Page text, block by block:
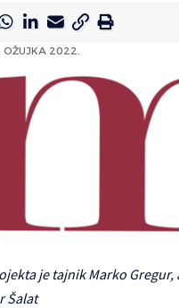
OŽUJKA 2022.
je tajnik Marko Gregur,
Šalat